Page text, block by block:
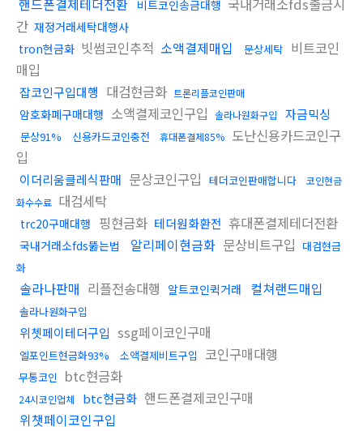
핸드폰결제테더전환 비트코인송금대행 국내거래소fds출금시
간 재정거래세탁대행사
tron현금화 빗썸코인추적 소액결제매입 문상세탁 비트코인
매입
잡코인구입대행 대검현금화 트론리플코인판매
암호화폐구매대행 소액결제코인구입 솔라나원화구입 자금믹싱
문상91% 신용카드코인충전 휴대폰결제85% 도난신용카드코인구
입
이더리움클레식판매 문상코인구입 테더코인판매합니다
코인현금
화수수료 대검세탁
trc20구매대행 핑현금화 테더원화환전 휴대폰결제테더전환
국내거래소fds뚫는법 알리페이현금화 문상비트구입 대검현금
화
솔라나판매 리플전송대행 알트코인퀵거래 컬쳐랜드매입
솔라나원화구입
위쳇페이테더구입 ssg페이코인구매
엘포인트현금화93% 소액결제비트구입 코인구매대행
무통코인 btc현금화
24시코인업체 btc현금화 핸드폰결제코인구매
위챗페이코인구입